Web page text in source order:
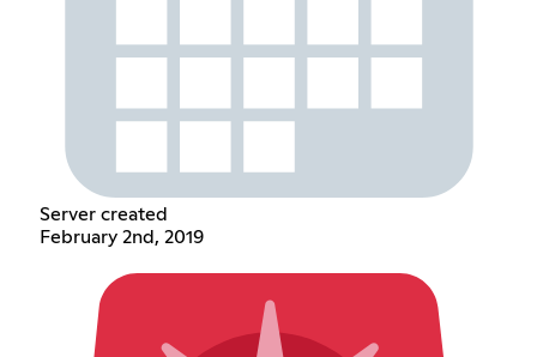
Server created
February 2nd, 2019